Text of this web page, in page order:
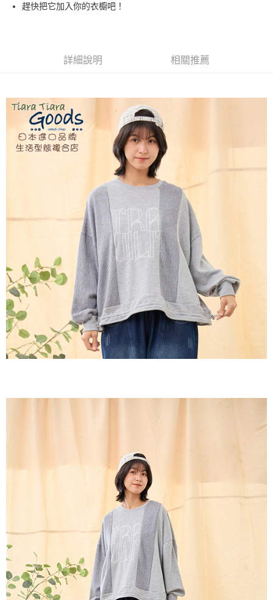
AFTEE先享後付是「在收到商品之後才付款」的支付方式。 讓您購物簡單
３．安心：先確認商品／服務後，再付款。
【「AFTEE先享後付」結帳流程】
１．於結帳方式選擇「AFTEE先享後付」後，將跳轉至「AFTEE先享後付」
結帳頁面，進行簡訊認證並確認金額後，即可完成結帳。
２．訂單成立數日內，您將收到繳費通知簡訊。
３．收到繳費通知簡訊後14天內，點擊此簡訊中的連結，可透過四大超商／
ATM／網路銀行／等多元方式進行付款，方視為交易完成。
※ 請注意：結帳手續完成當下不需立刻繳費，但若您需要取消訂單，請聯絡
購買商品的店家。未經商家同意取消之訂單仍視為有效，需透過AFTEE先享
※ 交易是否成功請以「AFTEE先享後付 」之結帳頁面顯示為準，若有關於
是否繳費成功／繳費後需取消欲退款等相關疑問，請聯繫「AFTEE先享後付
https://netprotections.freshdesk.com/support/home
【注意事項】
１．透過由恩沛科技股份有限公司提供之「AFTEE先享後付」服務完成之交
易，需依本服務之必要範圍內提供個人資料，並將交易相關給付款項請求債
權轉讓予恩沛科技股份有限公司。
２．關於個人資料處理事宜，請瀏覽以下網址：
https://aftee.tw/terms/#terms3
３．未成年的使用者請事先徵得法定代理人或監護人之同意方可使用
「AFTEE先享後付」，若未經同意申辦者引起之損失，本公司不負相關責
任。
５．嚴禁一人註冊多個帳號或使用他人資訊註冊。若發現惡意使用之情形，
恩沛科技股份有限公司將有權停止該用戶之使用額度並採取法律行動。
全家取貨付款
每筆NT$60，滿NT$1,800(含以上)免運費
付款後全家取貨
每筆NT$60，滿NT$1,800(含以上)免運費
每筆NT$60，滿NT$2,000(含以上)免運費
付款後7-11取貨
每筆NT$60，滿NT$2,000(含以上)免運費
黑貓宅急便(包裹尺寸60cm以下)
每筆NT$100，滿NT$2,000(含以上)免運費
黑貓宅急便(包裹尺寸90cm以下)
每筆NT$140，滿NT$2,000(含以上)免運費
趕快把它加入你的衣櫥吧！
詳細說明 相關推薦